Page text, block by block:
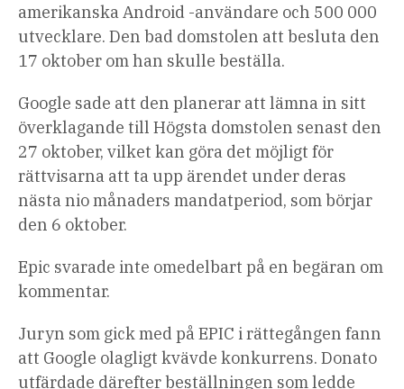
amerikanska Android -användare och 500 000
utvecklare. Den bad domstolen att besluta den
17 oktober om han skulle beställa.
Google sade att den planerar att lämna in sitt
överklagande till Högsta domstolen senast den
27 oktober, vilket kan göra det möjligt för
rättvisarna att ta upp ärendet under deras
nästa nio månaders mandatperiod, som börjar
den 6 oktober.
Epic svarade inte omedelbart på en begäran om
kommentar.
Juryn som gick med på EPIC i rättegången fann
att Google olagligt kvävde konkurrens. Donato
utfärdade därefter beställningen som ledde